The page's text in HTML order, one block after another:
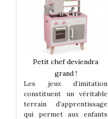
Petit chef deviendra
grand !
Les jeux d’imitation
constituent un véritable
terrain d’apprentissage
qui permet aux enfants